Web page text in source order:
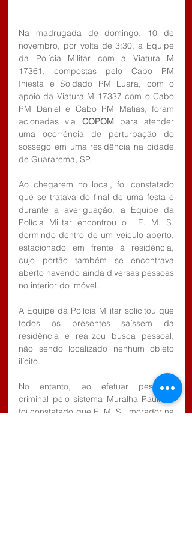
Na madrugada de domingo, 10 de
novembro, por volta de 3:30, a Equipe
da Polícia Militar com a Viatura M
17361, compostas pelo Cabo PM
Iniesta e Soldado PM Luara, com o
apoio da Viatura M 17337 com o Cabo
PM Daniel e Cabo PM Matias, foram
acionadas via COPOM para atender
uma ocorrência de perturbação do
sossego em uma residência na cidade
de Guararema, SP.
Ao chegarem no local, foi constatado
que se tratava do final de uma festa e
durante a averiguação, a Equipe da
Polícia Militar encontrou o  E. M. S.
dormindo dentro de um veículo aberto,
estacionado em frente à residência,
cujo portão também se encontrava
aberto havendo ainda diversas pessoas
no interior do imóvel.
A Equipe da Polícia Militar solicitou que
todos os presentes saíssem da
residência e realizou busca pessoal,
não sendo localizado nenhum objeto
ilícito.
No entanto, ao efetuar pesquisa
criminal pelo sistema Muralha Paulista,
foi constatado que E. M. S., morador na